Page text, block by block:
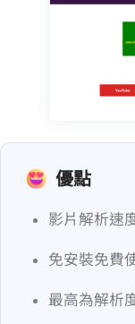
優點
影片解析速
免安裝免費
最高為 1080p 解析